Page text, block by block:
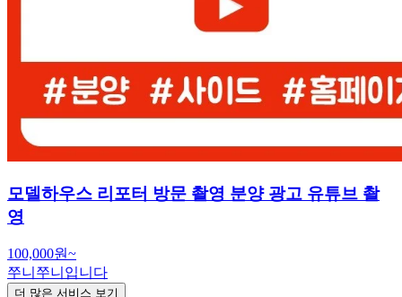
모델하우스 리포터 방문 촬영 분양 광고 유튜브 촬
영
100,000원~
쭈니쭈니입니다
더 많은 서비스 보기